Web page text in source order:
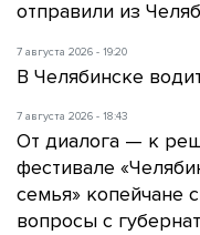
отправили из
7 августа 2026 - 19:20
В Челябинске
7 августа 2026 - 18:43
От диалога — к
фестивале
семья» копейчане
вопросы с